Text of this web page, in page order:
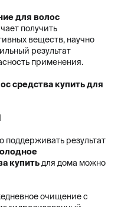
для волос
получить
веществ, научно
результат
применения.
средства купить для
поддерживать результат
купитьдля дома можно
очищение с